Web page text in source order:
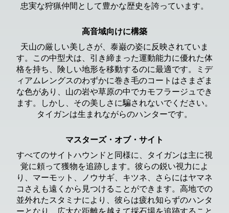
忠実な狩猟仲間として豊かな歴史を誇っています。
高音域向けに構築
天山の厳しい美しさが、泰巌の姿に反映されていま
す。この中型犬は、引き締まった運動能力に優れた体
格を持ち、険しい地形を移動するのに最適です。ミデ
ィアムレングスのわずかに巻き毛のコートはさまざま
な色があり、山の岩や草原の中でカモフラージュでき
ます。しかし、その美しさに騙されないでください。
タイガンは生まれながらのハンターです。
マスターズ・オブ・サイト
すべてのサイトハウンドと同様に、タイガンは主に視
覚に頼って獲物を追跡します。彼らの鋭い視力によ
り、マーモット、ノウサギ、キツネ、さらにはヤマネ
コさえも遠くから見つけることができます。高地での
並外れたスタミナにより、彼らは疲れ知らずのハンタ
ーとなり、広大な距離を越えて採石場を追跡すること